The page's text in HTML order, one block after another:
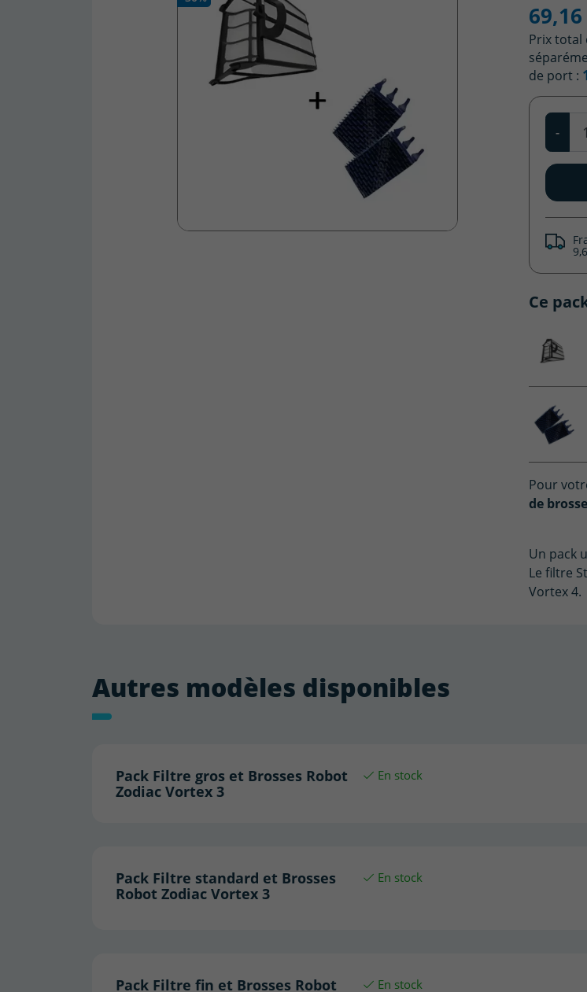
Prix total
de port :
Qté
-
Ce
Pour
de
Un pack
Le filtre
Vortex 4.
Autres modèles disponibles
Pack Filtre gros et Brosses Robot
Zodiac Vortex 3
En stock
Pack Filtre standard et Brosses
Robot Zodiac Vortex 3
En stock
Pack Filtre fin et Brosses Robot
En stock